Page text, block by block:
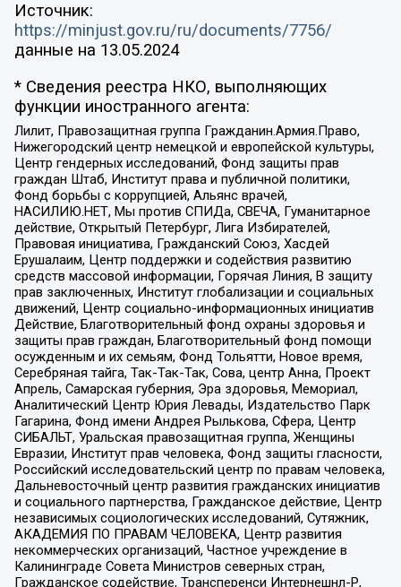
Источник:
https://minjust.gov.ru/ru/documents/7756/
данные на 13.05.2024
* Сведения реестра НКО, выполняющих
функции иностранного агента:
Лилит, Правозащитная группа Гражданин.Армия.Право,
Нижегородский центр немецкой и европейской культуры,
Центр гендерных исследований, Фонд защиты прав
граждан Штаб, Институт права и публичной политики,
Фонд борьбы с коррупцией, Альянс врачей,
НАСИЛИЮ.НЕТ, Мы против СПИДа, СВЕЧА, Гуманитарное
действие, Открытый Петербург, Лига Избирателей,
Правовая инициатива, Гражданский Союз, Хасдей
Ерушалаим, Центр поддержки и содействия развитию
средств массовой информации, Горячая Линия, В защиту
прав заключенных, Институт глобализации и социальных
движений, Центр социально-информационных инициатив
Действие, Благотворительный фонд охраны здоровья и
защиты прав граждан, Благотворительный фонд помощи
осужденным и их семьям, Фонд Тольятти, Новое время,
Серебряная тайга, Так-Так-Так, Сова, центр Анна, Проект
Апрель, Самарская губерния, Эра здоровья, Мемориал,
Аналитический Центр Юрия Левады, Издательство Парк
Гагарина, Фонд имени Андрея Рылькова, Сфера, Центр
СИБАЛЬТ, Уральская правозащитная группа, Женщины
Евразии, Институт прав человека, Фонд защиты гласности,
Российский исследовательский центр по правам человека,
Дальневосточный центр развития гражданских инициатив
и социального партнерства, Гражданское действие, Центр
независимых социологических исследований, Сутяжник,
АКАДЕМИЯ ПО ПРАВАМ ЧЕЛОВЕКА, Центр развития
некоммерческих организаций, Частное учреждение в
Калининграде Совета Министров северных стран,
Гражданское содействие, Трансперенси Интернешнл-Р,